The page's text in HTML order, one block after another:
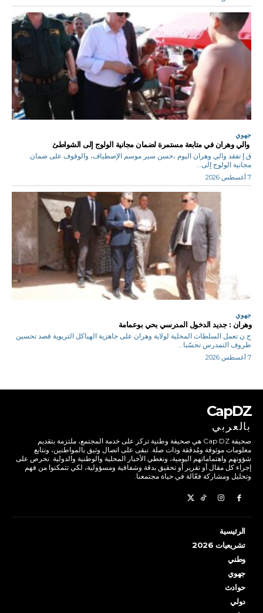
جهوي
والي وهران في متابعة مستمرة لضمان مجانية الولوج إلى الشواطئ
ق.إ تفقد والي وهران اليوم ،حسن سير موسم الإصطياف، والوقوف على ضمان
مجانية الولوج إلى...
7 أغسطس 2026
جهوي
وهران : جديد الدخول المدرسي بحي بوعمامة
ح.ن تعمل السلطات المحلية لولاية وهران على جاهزية الهياكل التربوية قصد تحسين
ظروف التمدرس تحسّبا...
7 أغسطس 2026
CapDZ
بالعربي
صحيفة Cap DZ هي صحيفة وطنية تركز على خدمة المجتمع، ملتزمة بتقديم
معلومات موثوقة ومُدققة وذات صلة. نبقى على اتصال وثيق بالمواطنين، ونتابع
شؤونهم واهتماماتهم اليومية، ونغطي الأخبار المحلية والوطنية والدولية. نحرص على
إجراء كل مقال أو تقرير أو تحقيق بدقة وشفافية ومسؤولية، لكي تتمكنوا من فهم
وتحليل ومشاركة فعّالة في حياة مجتمعنا.
الرئيسية
تشريعيات 2026
وطني
جهوي
حوادث
دولي